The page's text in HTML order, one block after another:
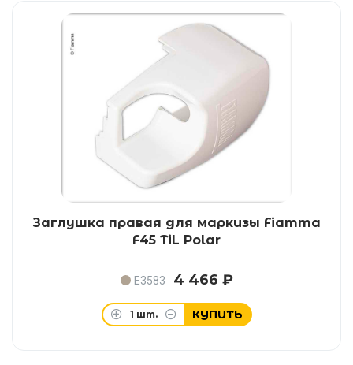
Заглушка правая для маркизы Fiamma
F45 TiL Polar
E3583 4 466 ₽
1 шт. КУПИТЬ